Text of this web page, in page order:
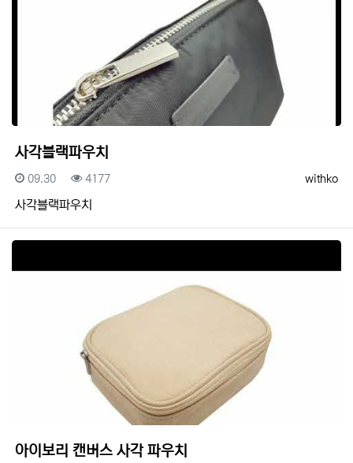
사각블랙파우치
등록자
withko
등록일
09.30 조회
4177
사각블랙파우치
아이보리 캔버스 사각 파우치